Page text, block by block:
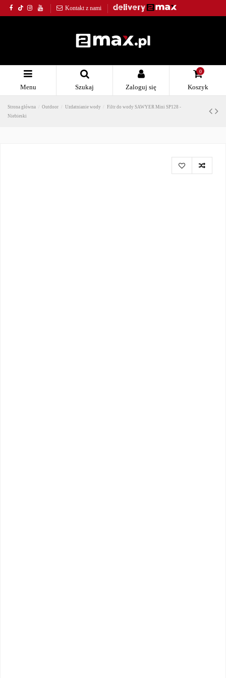
Kontakt z nami
Menu Szukaj Zaloguj się
0
Koszyk
Strona główna Outdoor Uzdatnianie wody
Filtr do wody SAWYER Mini SP128 -
Niebieski